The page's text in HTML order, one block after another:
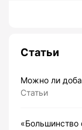
Статьи
Можно ли
Статьи
«Большинство